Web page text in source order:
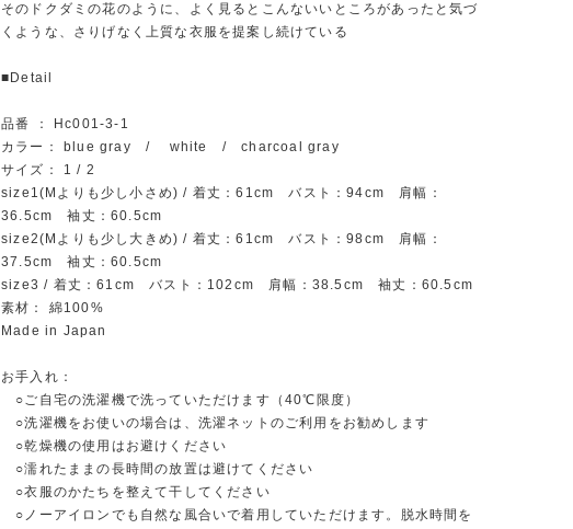
そのドクダミの花のように、よく見るとこんないいところがあったと気づ
くような、さりげなく上質な衣服を提案し続けている
■Detail
品番 ： Hc001-3-1
カラー： blue gray / white / charcoal gray
サイズ： 1 / 2
size1(Mよりも少し小さめ) / 着丈：61cm バスト：94cm 肩幅：
36.5cm 袖丈：60.5cm
size2(Mよりも少し大きめ) / 着丈：61cm バスト：98cm 肩幅：
37.5cm 袖丈：60.5cm
size3 / 着丈：61cm バスト：102cm 肩幅：38.5cm 袖丈：60.5cm
素材： 綿100%
Made in Japan
お手入れ：
○ご自宅の洗濯機で洗っていただけます（40℃限度）
○洗濯機をお使いの場合は、洗濯ネットのご利用をお勧めします
○乾燥機の使用はお避けください
○濡れたままの長時間の放置は避けてください
○衣服のかたちを整えて干してください
○ノーアイロンでも自然な風合いで着用していただけます。脱水時間を